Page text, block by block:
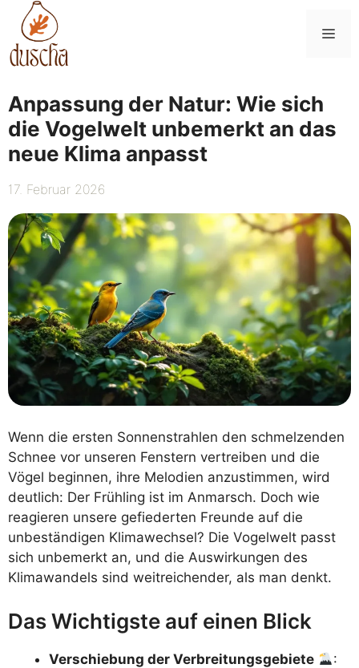
Zum
Inhalt
springen
Anpassung der Natur: Wie sich
die Vogelwelt unbemerkt an das
neue Klima anpasst
17. Februar 2026
Wenn die ersten Sonnenstrahlen den schmelzenden
Schnee vor unseren Fenstern vertreiben und die
Vögel beginnen, ihre Melodien anzustimmen, wird
deutlich: Der Frühling ist im Anmarsch. Doch wie
reagieren unsere gefiederten Freunde auf die
unbeständigen Klimawechsel? Die Vogelwelt passt
sich unbemerkt an, und die Auswirkungen des
Klimawandels sind weitreichender, als man denkt.
Das Wichtigste auf einen Blick
Verschiebung der Verbreitungsgebiete
: